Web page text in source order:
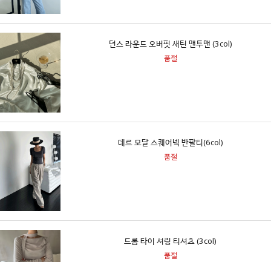
던스 라운드 오버핏 새틴 맨투맨 (3col)
품절
데르 모달 스퀘어넥 반팔티(6col)
품절
드롬 타이 셔링 티셔츠 (3col)
품절